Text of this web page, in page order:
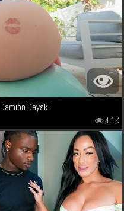
Damion Dayski
4.1K